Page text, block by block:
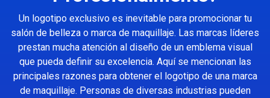
Un logotipo exclusivo es inevitable para promocionar tu
salón de belleza o marca de maquillaje. Las marcas líderes
prestan mucha atención al diseño de un emblema visual
que pueda definir su excelencia. Aquí se mencionan las
principales razones para obtener el logotipo de una marca
de maquillaje. Personas de diversas industrias pueden